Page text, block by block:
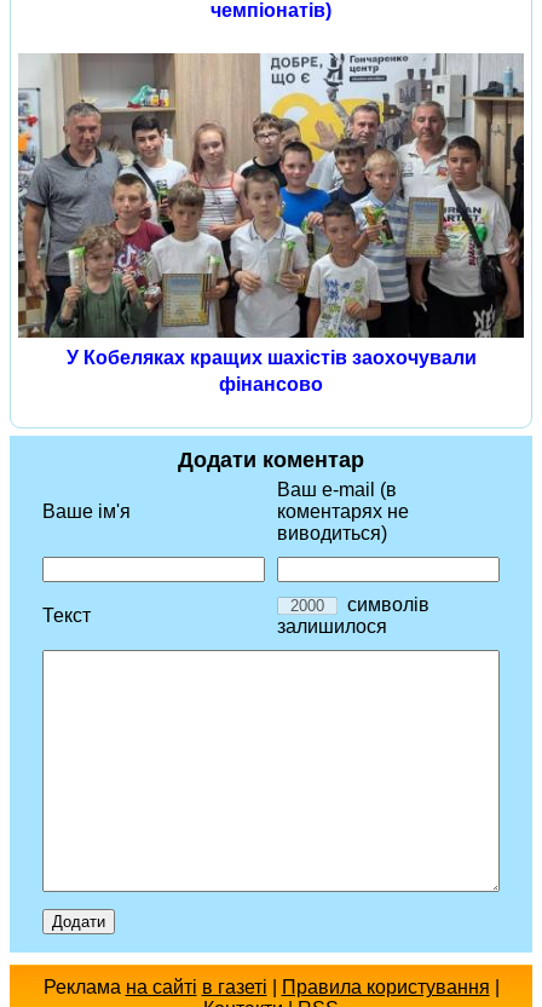
чемпіонатів)
У Кобеляках кращих шахістів заохочували
фінансово
Додати коментар
Ваше ім'я
Ваш e-mail (в
коментарях не
виводиться)
Текст
символів
залишилося
Реклама на сайті в газеті Правила користування